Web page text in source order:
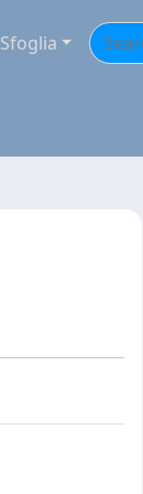
Sfoglia